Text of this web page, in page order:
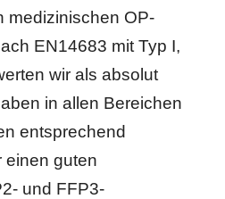
medizinischen OP-
EN14683 mit Typ I,
wir als absolut
in allen Bereichen
entsprechend
einen guten
und FFP3-